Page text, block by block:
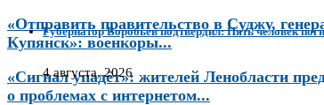
«Отправить правительство в Суджу,
Купянск»: военкоры...
«Сигнал упадёт»: жителей Ленобласти
о проблемах с интернетом...
Губернатор Воробьев подтвердил: Пять человек
4 августа, 2026